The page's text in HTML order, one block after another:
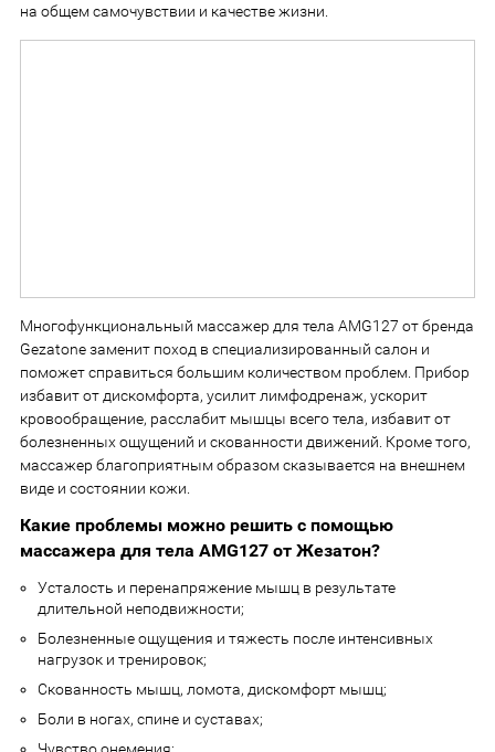
на общем самочувствии и качестве жизни.
Многофункциональный массажер для тела AMG127 от бренда
Gezatone заменит поход в специализированный салон и
поможет справиться большим количеством проблем. Прибор
избавит от дискомфорта, усилит лимфодренаж, ускорит
кровообращение, расслабит мышцы всего тела, избавит от
болезненных ощущений и скованности движений. Кроме того,
массажер благоприятным образом сказывается на внешнем
виде и состоянии кожи.
Какие проблемы можно решить с помощью
массажера для тела AMG127 от Жезатон?
Усталость и перенапряжение мышц в результате
длительной неподвижности;
Болезненные ощущения и тяжесть после интенсивных
нагрузок и тренировок;
Скованность мышц, ломота, дискомфорт мышц;
Боли в ногах, спине и суставах;